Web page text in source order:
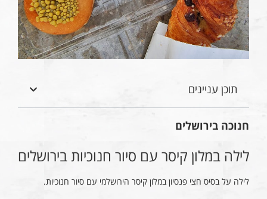
תוכן עניינים
חנוכה בירושלים
לילה במלון קיסר עם סיור חנוכיות בירושלים
לילה על בסיס חצי פנסיון במלון קיסר הירושלמי עם סיור חנוכיות.